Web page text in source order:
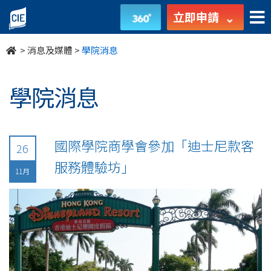
undefined 立即申請
>消息及媒體 >學院消息
學院消息
26
11月
國際學院商學會參加「迪士尼款客
服務體驗坊」